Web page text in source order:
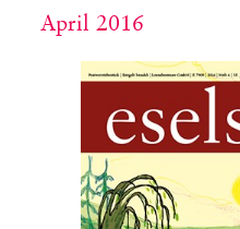
April 2016